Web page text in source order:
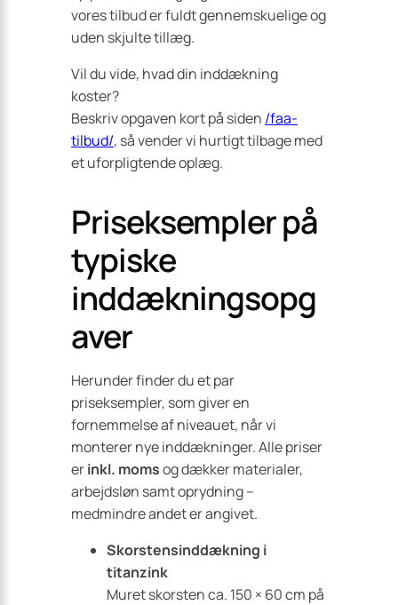
vores tilbud er fuldt gennemskuelige og
uden skjulte tillæg.
Vil du vide, hvad din inddækning
koster?
Beskriv opgaven kort på siden /faa-
tilbud/, så vender vi hurtigt tilbage med
et uforpligtende oplæg.
Priseksempler på
typiske
inddækningsopg
aver
Herunder finder du et par
priseksempler, som giver en
fornemmelse af niveauet, når vi
monterer nye inddækninger. Alle priser
erinkl. momsog dækker materialer,
arbejdsløn samt oprydning –
medmindre andet er angivet.
Skorstensinddækning i
titanzink
Muret skorsten ca. 150 × 60 cm på